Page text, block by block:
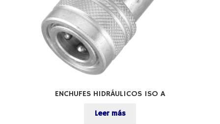
ENCHUFES HIDRÁULICOS ISO A
Leer más